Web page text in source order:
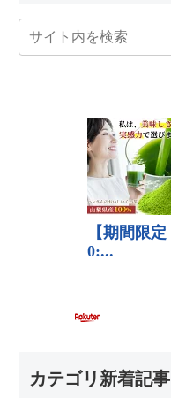
カテゴリ新着記事